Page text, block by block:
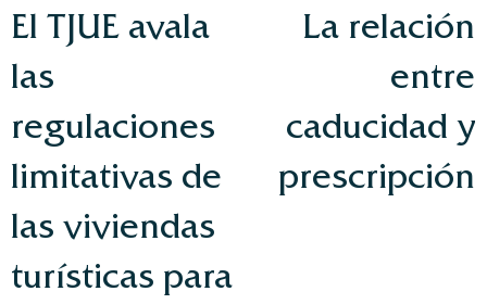
El TJUE avala
las
regulaciones
limitativas de
las viviendas
turísticas para
La relación
entre
caducidad y
prescripción